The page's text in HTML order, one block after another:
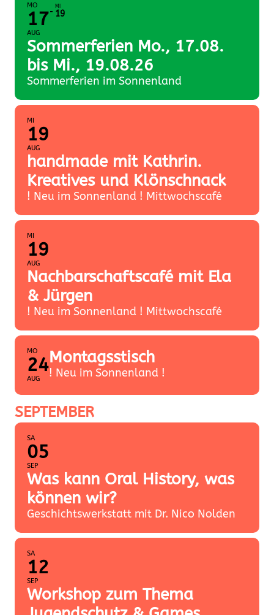
MO
17
AUG
MI
19
Sommerferien Mo., 17.08.
bis Mi., 19.08.26
Sommerferien im Sonnenland
MI
19
AUG
handmade mit Kathrin.
Kreatives und Klönschnack
! Neu im Sonnenland ! Mittwochscafé
MI
19
AUG
Nachbarschaftscafé mit Ela
& Jürgen
! Neu im Sonnenland ! Mittwochscafé
MO
24
AUG
Montagsstisch
! Neu im Sonnenland !
SEPTEMBER
SA
05
SEP
Was kann Oral History, was
können wir?
Geschichtswerkstatt mit Dr. Nico Nolden
SA
12
SEP
Workshop zum Thema